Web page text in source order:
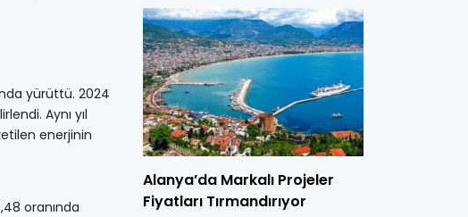
yürüttü. 2024
Aynı yıl
enerjinin
oranında
Alanya’da Markalı Projeler
Fiyatları Tırmandırıyor